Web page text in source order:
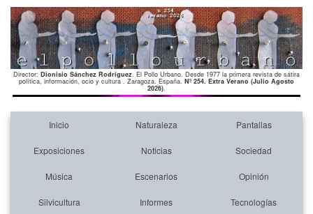
Director: Dionisio Sánchez Rodríguez. El Pollo Urbano. Desde 1977 la primera revista de sátira
política, información, ocio y cultura . Zaragoza. España. Nº 254. Extra Verano (Julio Agosto
2026).
Inicio Naturaleza Pantallas
Exposiciones Noticias Sociedad
Música Escenarios Opinión
Silvicultura Informes Tecnologías